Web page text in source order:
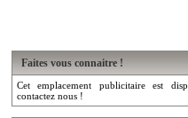
Faites vous connaitre !
Cet emplacement publicitaire est
contactez nous !